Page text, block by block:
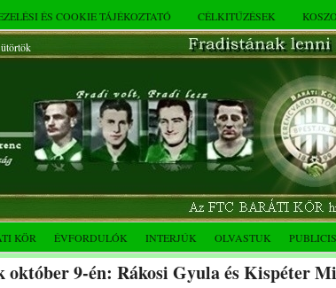
ÉS COOKIE TÁJÉKOZTATÓ CÉLKITŰZÉSEK
KÖR ÉVFORDULÓK INTERJÚK OLVASTUK
október 9-én: Rákosi Gyula és Kispéter